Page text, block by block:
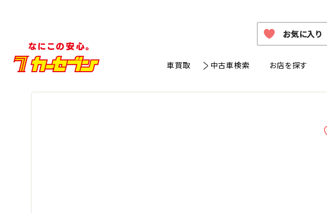
車買取 中古車検索 お店を探す
お気に入り